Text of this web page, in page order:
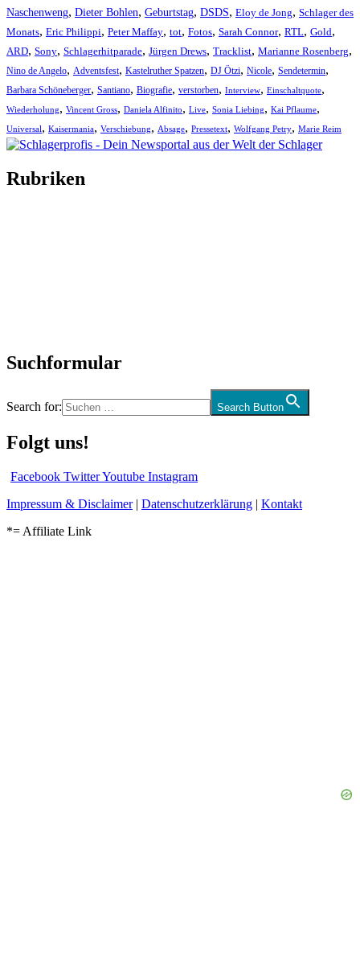
Naschenweng, Dieter Bohlen, Geburtstag, DSDS, Eloy de Jong, Schlager des
Monats, Eric Philippi, Peter Maffay, tot, Fotos, Sarah Connor, RTL, Gold,
ARD, Sony, Schlagerhitparade, Jürgen Drews, Tracklist, Marianne Rosenberg,
Nino de Angelo, Adventsfest, Kastelruther Spatzen, DJ Ötzi, Nicole, Sendetermin,
Barbara Schöneberger, Santiano, Biografie, verstorben, Interview, Einschaltquote,
Wiederholung, Vincent Gross, Daniela Alfinito, Live, Sonia Liebing, Kai Pflaume,
Universal, Kaisermania, Verschiebung, Absage, Pressetext, Wolfgang Petry, Marie Reim
Rubriken
Suchformular
Search for: Search Button
Folgt uns!
Facebook TwitterYoutube Instagram
Impressum & Disclaimer| Datenschutzerklärung | Kontakt
*= Affiliate Link